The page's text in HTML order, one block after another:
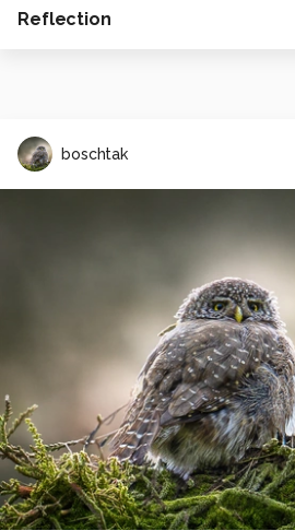
Reflection
boschtak